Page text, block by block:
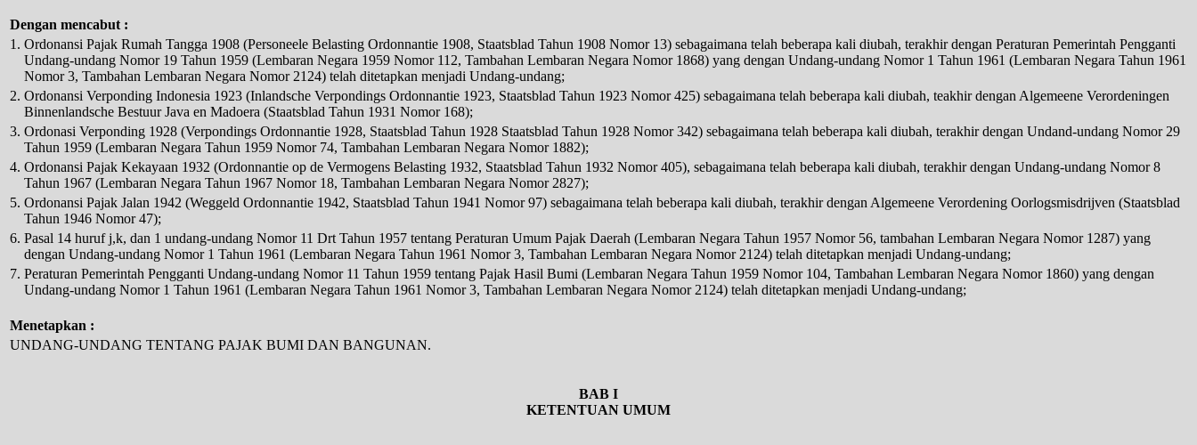
Dengan mencabut :
1. Ordonansi Pajak Rumah Tangga 1908 (Personeele Belasting Ordonnantie 1908, Staatsblad Tahun 1908 Nomor 13) sebagaimana telah beberapa kali diubah, terakhir dengan Peraturan Pemerintah Pengganti
Undang-undang Nomor 19 Tahun 1959 (Lembaran Negara 1959 Nomor 112, Tambahan Lembaran Negara Nomor 1868) yang dengan Undang-undang Nomor 1 Tahun 1961 (Lembaran Negara Tahun 1961
Nomor 3, Tambahan Lembaran Negara Nomor 2124) telah ditetapkan menjadi Undang-undang;
2. Ordonansi Verponding Indonesia 1923 (Inlandsche Verpondings Ordonnantie 1923, Staatsblad Tahun 1923 Nomor 425) sebagaimana telah beberapa kali diubah, teakhir dengan Algemeene Verordeningen
Binnenlandsche Bestuur Java en Madoera (Staatsblad Tahun 1931 Nomor 168);
3. Ordonasi Verponding 1928 (Verpondings Ordonnantie 1928, Staatsblad Tahun 1928 Staatsblad Tahun 1928 Nomor 342) sebagaimana telah beberapa kali diubah, terakhir dengan Undand-undang Nomor 29
Tahun 1959 (Lembaran Negara Tahun 1959 Nomor 74, Tambahan Lembaran Negara Nomor 1882);
4. Ordonansi Pajak Kekayaan 1932 (Ordonnantie op de Vermogens Belasting 1932, Staatsblad Tahun 1932 Nomor 405), sebagaimana telah beberapa kali diubah, terakhir dengan Undang-undang Nomor 8
Tahun 1967 (Lembaran Negara Tahun 1967 Nomor 18, Tambahan Lembaran Negara Nomor 2827);
5. Ordonansi Pajak Jalan 1942 (Weggeld Ordonnantie 1942, Staatsblad Tahun 1941 Nomor 97) sebagaimana telah beberapa kali diubah, terakhir dengan Algemeene Verordening Oorlogsmisdrijven (Staatsblad
Tahun 1946 Nomor 47);
6. Pasal 14 huruf j,k, dan 1 undang-undang Nomor 11 Drt Tahun 1957 tentang Peraturan Umum Pajak Daerah (Lembaran Negara Tahun 1957 Nomor 56, tambahan Lembaran Negara Nomor 1287) yang
dengan Undang-undang Nomor 1 Tahun 1961 (Lembaran Negara Tahun 1961 Nomor 3, Tambahan Lembaran Negara Nomor 2124) telah ditetapkan menjadi Undang-undang;
7. Peraturan Pemerintah Pengganti Undang-undang Nomor 11 Tahun 1959 tentang Pajak Hasil Bumi (Lembaran Negara Tahun 1959 Nomor 104, Tambahan Lembaran Negara Nomor 1860) yang dengan
Undang-undang Nomor 1 Tahun 1961 (Lembaran Negara Tahun 1961 Nomor 3, Tambahan Lembaran Negara Nomor 2124) telah ditetapkan menjadi Undang-undang;
Menetapkan :
UNDANG-UNDANG TENTANG PAJAK BUMI DAN BANGUNAN.
BAB I
KETENTUAN UMUM